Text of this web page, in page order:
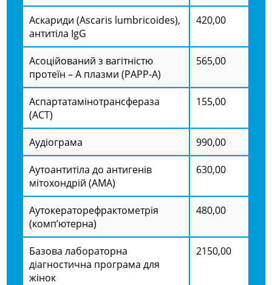
Аскариди (Ascaris lumbricoides),
антитіла IgG
420,00
Асоційований з вагітністю
протеїн – А плазми (PAPP-A)
565,00
Аспартатамінотрансфераза
(АСТ)
155,00
Аудіограма 990,00
Аутоантитіла до антигенів
мітохондрій (АМА)
630,00
Аутокераторефрактометрія
(комп’ютерна)
480,00
Базова лабораторна
діагностична програма для
жінок
2150,00